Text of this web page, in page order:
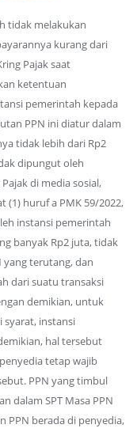
tidak melakukan
kurang dari
Pajak saat
ketentuan
pemerintah kepada
PPN ini diatur dalam
tidak lebih dari Rp2
dipungut oleh
di media sosial,
(1) huruf a PMK 59/2022,
instansi pemerintah
banyak Rp2 juta, tidak
yang terutang, dan
dari suatu transaksi
demikian, untuk
syarat, instansi
hal tersebut
tetap wajib
PPN yang timbul
dalam SPT Masa PPN
PPN berada di penyedia,